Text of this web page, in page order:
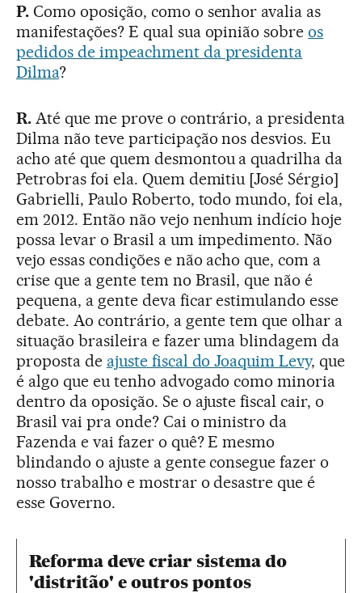
P.Como oposição, como o senhor avalia as
manifestações? E qual sua opinião sobreos
pedidos de impeachment da presidenta
Dilma?
R. Até que me prove o contrário, a presidenta
Dilma não teve participação nos desvios. Eu
acho até que quem desmontou a quadrilha da
Petrobras foi ela. Quem demitiu [José Sérgio]
Gabrielli, Paulo Roberto, todo mundo, foi ela,
em 2012. Então não vejo nenhum indício hoje
possa levar o Brasil a um impedimento. Não
vejo essas condições e não acho que, com a
crise que a gente tem no Brasil, que não é
pequena, a gente deva ficar estimulando esse
debate. Ao contrário, a gente tem que olhar a
situação brasileira e fazer uma blindagem da
proposta de ajuste fiscal do Joaquim Levy, que
é algo que eu tenho advogado como minoria
dentro da oposição. Se o ajuste fiscal cair, o
Brasil vai pra onde? Cai o ministro da
Fazenda e vai fazer o quê? E mesmo
blindando o ajuste a gente consegue fazer o
nosso trabalho e mostrar o desastre que é
esse Governo.
Reforma deve criar sistema do
'distritão' e outros pontos